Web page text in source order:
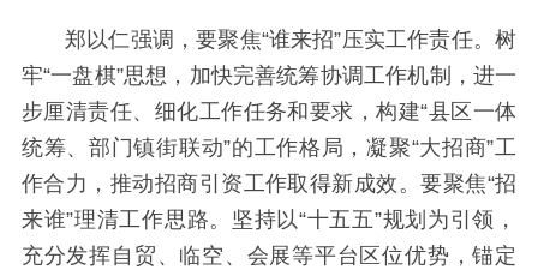
郑以仁强调，要聚焦“谁来招”压实工作责任。树
牢“一盘棋”思想，加快完善统筹协调工作机制，进一
步厘清责任、细化工作任务和要求，构建“县区一体
统筹、部门镇街联动”的工作格局，凝聚“大招商”工
作合力，推动招商引资工作取得新成效。要聚焦“招
来谁”理清工作思路。坚持以“十五五”规划为引领，
充分发挥自贸、临空、会展等平台区位优势，锚定